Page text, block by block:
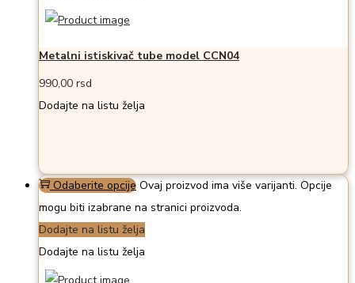
Metalni istiskivač tube model CCN04
990,00 rsd
Dodajte na listu želja
Odaberite opcije Ovaj proizvod ima više varijanti. Opcije
mogu biti izabrane na stranici proizvoda.
Dodajte na listu želja
Dodajte na listu želja